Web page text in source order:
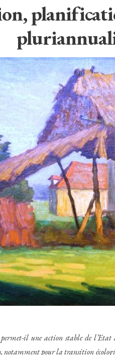
il une action stable de
notamment pour la transition